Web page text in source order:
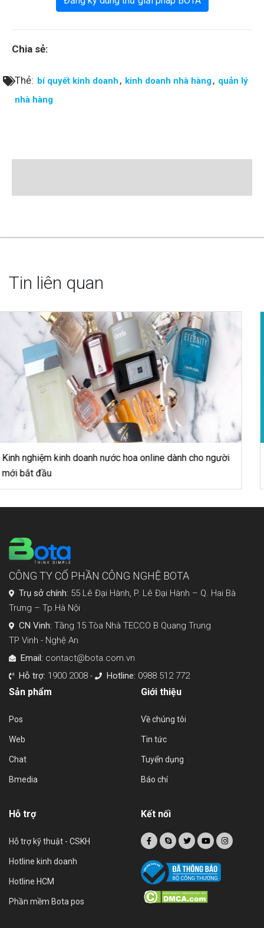
Chia sẻ:
Thẻ: bí quyết kinh doanh , kinh doanh nhà hàng, quản lý
nhà hàng
Tin liên quan
3 kinh nghiệm lựa chọn chính xác phần mềm bán hàng
siêu thị
CÔNG TY CỔ PHẦN CÔNG NGHỆ BOTA
Trụ sở chính: 55 Lê Đại Hành, P. Lê Đại Hành – Q. Hai Bà
Trưng – Tp.Hà Nội
CN Vinh: Tầng 15 Tòa Nhà TECCO B Quang Trung
TP Vinh - Nghệ An
Email: contact@bota.com.vn
Hỗ trợ: 1900 2008 - Hotline: 0988 512 772
Sản phẩm
Pos
Web
Chat
Bmedia
Giới thiệu
Về chúng tôi
Tin tức
Tuyển dụng
Báo chí
Hỗ trợ
Hỗ trợ kỹ thuật - CSKH
Hotline kinh doanh
Hotline HCM
Phần mềm Bota pos
Kết nối